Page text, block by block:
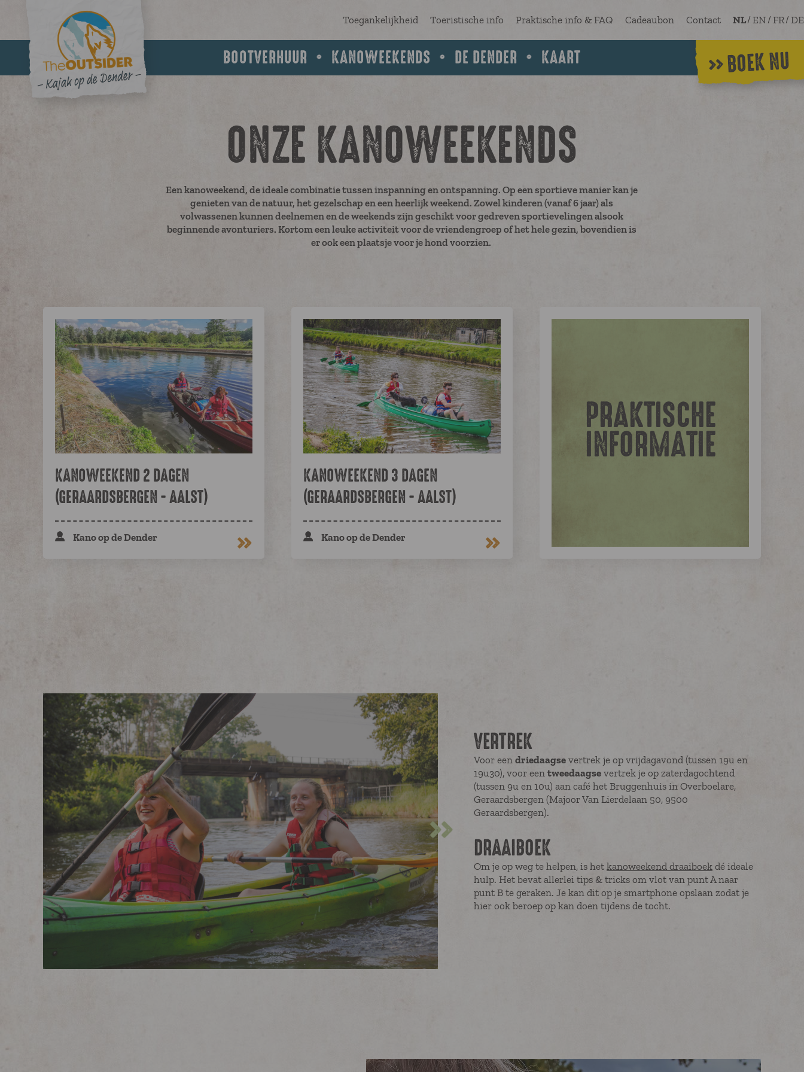
Toegankelijkheid Toeristische info Praktische info & FAQ Cadeaubon Contact NL/ EN/ FR/ DE
BOOTVERHUUR KANOWEEKENDS DE DENDER KAART BOEK NU
ONZE KANOWEEKENDS
Een kanoweekend, de ideale combinatie tussen inspanning en ontspanning. Op een sportieve manier kan je
genieten van de natuur, het gezelschap en een heerlijk weekend. Zowel kinderen (vanaf 6 jaar) als
volwassenen kunnen deelnemen en de weekends zijn geschikt voor gedreven sportievelingen alsook
beginnende avonturiers. Kortom een leuke activiteit voor de vriendengroep of het hele gezin, bovendien is
er ook een plaatsje voor je hond voorzien.
KANOWEEKEND 2 DAGEN
(GERAARDSBERGEN - AALST)
Kano op de Dender
KANOWEEKEND 3 DAGEN
(GERAARDSBERGEN - AALST)
Kano op de Dender
PRAKTISCHE
INFORMATIE
VERTREK
Voor een driedaagse vertrek je op vrijdagavond (tussen 19u en
19u30), voor een tweedaagse vertrek je op zaterdagochtend
(tussen 9u en 10u) aan café het Bruggenhuis in Overboelare,
Geraardsbergen (Majoor Van Lierdelaan 50, 9500
Geraardsbergen).
DRAAIBOEK
Om je op weg te helpen, is het kanoweekend draaiboek dé ideale
hulp. Het bevat allerlei tips & tricks om vlot van punt A naar
punt B te geraken. Je kan dit op je smartphone opslaan zodat je
hier ook beroep op kan doen tijdens de tocht.